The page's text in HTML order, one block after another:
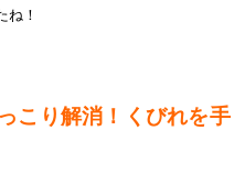
ね！
こり解消！くびれを手